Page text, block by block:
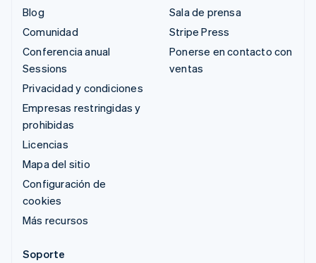
Blog
Comunidad
Conferencia anual
Sessions
Privacidad y condiciones
Empresas restringidas y
prohibidas
Licencias
Mapa del sitio
Configuración de
cookies
Más recursos
Sala de prensa
Stripe Press
Ponerse en contacto con
ventas
Soporte